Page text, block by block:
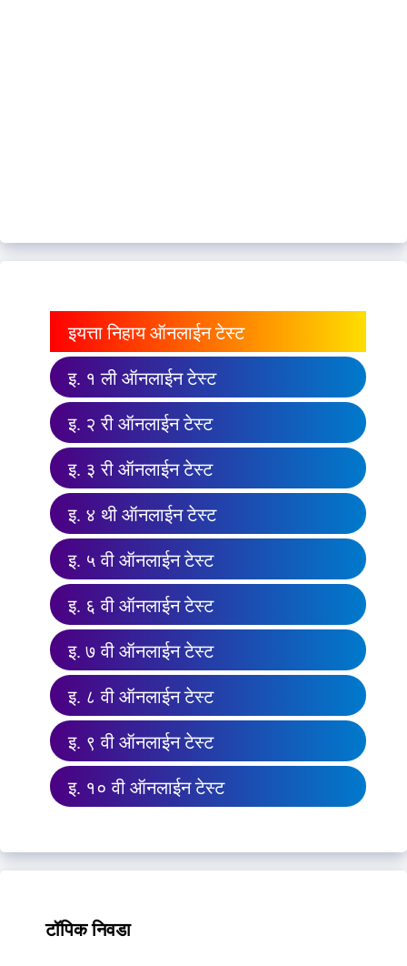
इयत्ता निहाय ऑनलाईन टेस्ट
इ. १ ली ऑनलाईन टेस्ट
इ. २ री ऑनलाईन टेस्ट
इ. ३ री ऑनलाईन टेस्ट
इ. ४ थी ऑनलाईन टेस्ट
इ. ५ वी ऑनलाईन टेस्ट
इ. ६ वी ऑनलाईन टेस्ट
इ. ७ वी ऑनलाईन टेस्ट
इ. ८ वी ऑनलाईन टेस्ट
इ. ९ वी ऑनलाईन टेस्ट
इ. १० वी ऑनलाईन टेस्ट
टॉपिक निवडा